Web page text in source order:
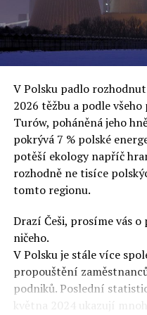
oslovuje své voliče,
uvěří a nebudou se ptát
Ziemkiewicz, redaktor
dodal: „Když se
podařilo prodat na aukci
000 euro, bylo to
velký úspěch. Za vlády
milionu euro, což bylo
komentováno jako konec
kontrolorů činnosti PiS
praní peněz či jinou
Tuskova čísla jsou ale
Ziemkiewicz. „Ve vládní
Tusk tvrdil, že za vlády
prodalo 600 000 víz do
vytvořena parlamentní
ale pouze na to, že 220
prostřednictvím úplatků
V Polsku padlo
2026 těžbu a podle
Turów, poháněná jeho
pokrývá 7 % polské
potěší ekology napříč
rozhodně ne tisíce
tomto regionu.
Drazí Češi, prosíme vás o
ničeho.
V Polsku je stále více
propouštění
podniků. Poslední
května 2024 ukazují